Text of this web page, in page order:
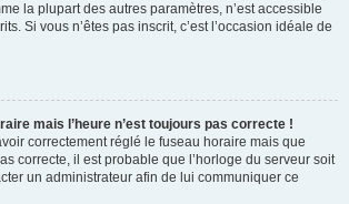
la plupart des autres paramètres, n’est accessible
Si vous n’êtes pas inscrit, c’est l’occasion idéale de
mais l’heure n’est toujours pas correcte !
correctement réglé le fuseau horaire mais que
correcte, il est probable que l’horloge du serveur soit
un administrateur afin de lui communiquer ce